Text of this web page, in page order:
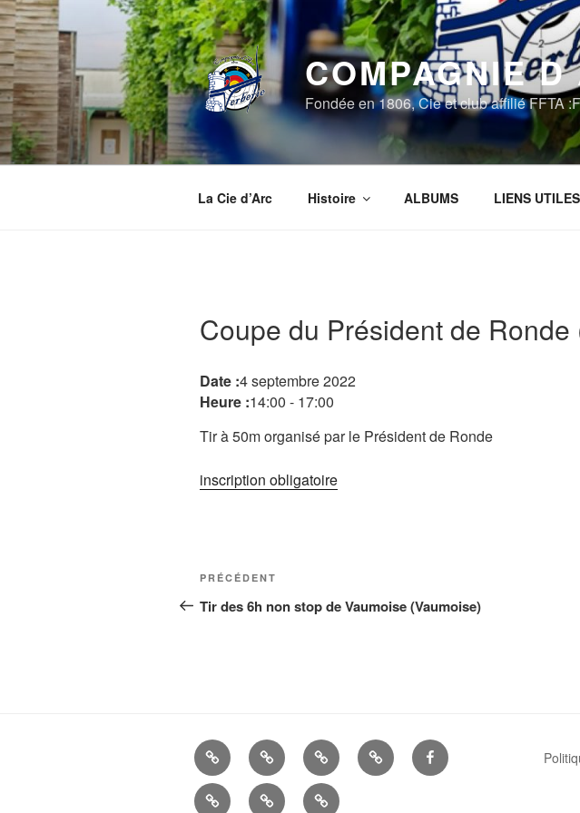
Aller
au
contenu
principal
COMPAGNIE
Fondée en 1806, Cie et club affilié FFTA
La Cie d’Arc Histoire ALBUMS LIENS UTILES
Coupe du Président de
Date :4 septembre 2022
Heure :14:00 - 17:00
Tir à 50m organisé par le Président de Ronde
inscription obligatoire
Navigation
de
Article
précédent
PRÉCÉDENT
Tir des 6h non stop de Vaumoise (Vaumoise)
La
Cie
d’Arc
Histoire ALBUMSLIENS
UTILES
FACEBOOK
MandatsNous
–